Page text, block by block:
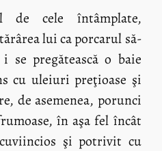
de cele întâmplate,
lui ca porcarul să-
pregătească o baie
cu uleiuri preţioase şi
de asemenea, porunci
în aşa fel încât
şi potrivit cu